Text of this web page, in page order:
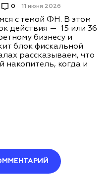
11 июня 2026
0
с темой ФН. В этом
действия — 15 или 36
бизнесу и
блок фискальной
рассказываем, что
накопитель, когда и